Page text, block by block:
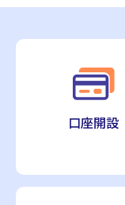
口座開設